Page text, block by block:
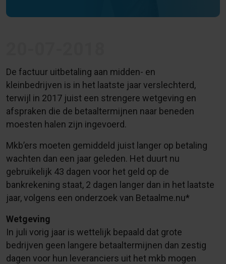
De factuur uitbetaling aan midden- en
kleinbedrijven is in het laatste jaar verslechterd,
terwijl in 2017 juist een strengere wetgeving en
afspraken die de betaaltermijnen naar beneden
moesten halen zijn ingevoerd.
Mkb’ers moeten gemiddeld juist langer op betaling
wachten dan een jaar geleden. Het duurt nu
gebruikelijk 43 dagen voor het geld op de
bankrekening staat, 2 dagen langer dan in het laatste
jaar, volgens een onderzoek van Betaalme.nu*
Wetgeving
In juli vorig jaar is wettelijk bepaald dat grote
bedrijven geen langere betaaltermijnen dan zestig
dagen voor hun leveranciers uit het mkb mogen